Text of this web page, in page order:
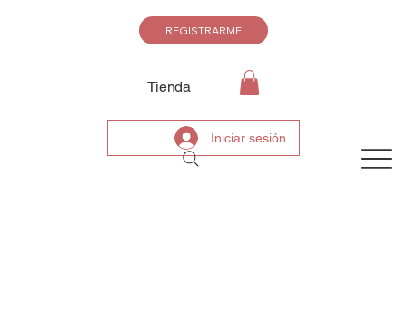
REGISTRARME
Iniciar sesión
Tienda